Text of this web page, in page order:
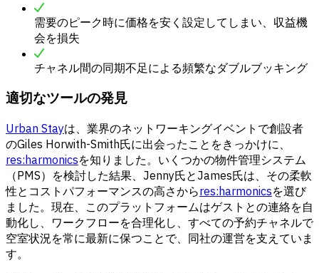
需要のピーク時に価格を安く設定してしまい、収益機
会を損失
チャネル間の同期不足による頻繁なダブルブッキング
適切なツールの発見
Urban Stayは、業界のネットワーキングイベントで創設者
のGiles Horwith-Smith氏に出会ったことをきっかけに、
res:harmonicsを知りました。いくつかの物件管理システム
（PMS）を検討した結果、Jenny氏とJames氏は、その柔軟
性とコストパフォーマンスの高さからres:harmonicsを選び
ました。現在、このプラットフォームはゲストとの連絡を自
動化し、ワークフローを合理化し、すべての予約チャネルで
空室状況を常に最新に保つことで、同社の運営を支えていま
す。